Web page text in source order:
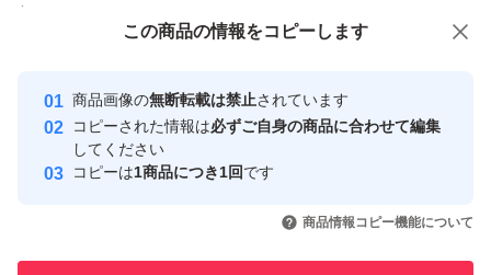
付与しています
安心取引出品者
心・安全なユーザーです
取引実績
引を完了させた実績があります
この商品の情報をコピーします
商品画像の無断転載は禁止されています
コピーされた情報は必ずご自身の商品に合わせて編集
してください
コピーは1商品につき1回です
商品情報コピー機能について
この商品をみている人にオススメ